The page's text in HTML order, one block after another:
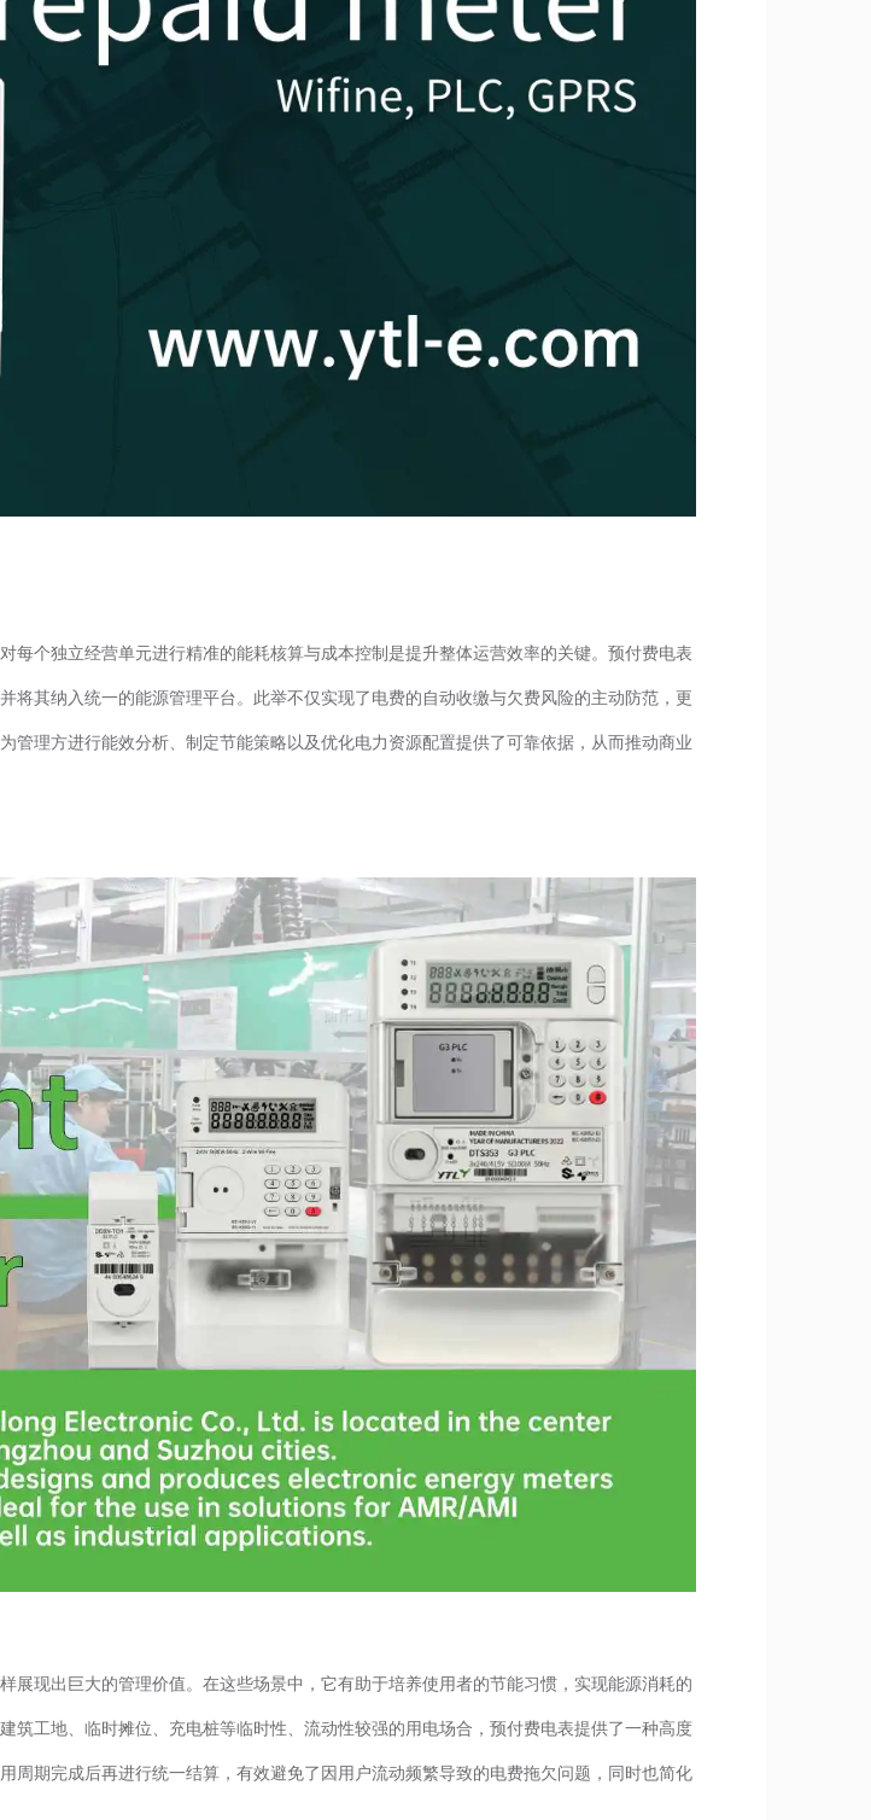
个独立经营单元进行精准的能耗核算与成本控制是提升整体运营效率的关键。预付费电表
其纳入统一的能源管理平台。此举不仅实现了电费的自动收缴与欠费风险的主动防范，更
理方进行能效分析、制定节能策略以及优化电力资源配置提供了可靠依据，从而推动商业
现出巨大的管理价值。在这些场景中，它有助于培养使用者的节能习惯，实现能源消耗的
工地、临时摊位、充电桩等临时性、流动性较强的用电场合，预付费电表提供了一种高度
周期完成后再进行统一结算，有效避免了因用户流动频繁导致的电费拖欠问题，同时也简化